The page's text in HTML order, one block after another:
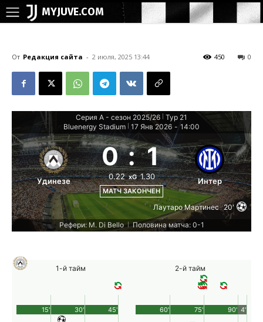
MYJUVE.COM
От Редакция сайта - 2 июля, 2025 13:44 0
450
Серия А - сезон 2025/26 Тур 21
Bluenergy Stadium 17 Янв 2026 - 14:00
Удинезе
0 : 1
0.22 xG 1.30
МАТЧ ЗАКОНЧЕН
Интер
Лаутаро Мартинес 20'
Рефери: M. Di Bello | Половина матча: 0-1
1-й тайм
45'
15' 30'
2-й тайм
90'
60' 75' 4'